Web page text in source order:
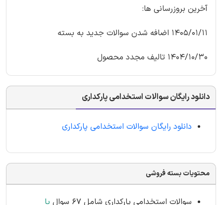
آخرین بروزرسانی ها:
1405/01/11 اضافه شدن سوالات جدید به بسته
1404/10/30 تالیف مجدد محصول
دانلود رایگان سوالات استخدامی پارکداری
دانلود رایگان سوالات استخدامی پارکداری
محتویات بسته فروشی
سوالات استخدامی پارکداری شامل 67 سوال با